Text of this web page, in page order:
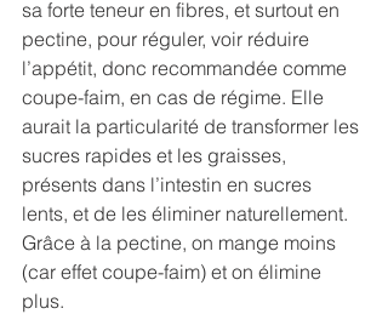
sa forte teneur en fibres, et surtout en
pectine, pour réguler, voir réduire
l’appétit, donc recommandée comme
coupe-faim, en cas de régime. Elle
aurait la particularité de transformer les
sucres rapides et les graisses,
présents dans l’intestin en sucres
lents, et de les éliminer naturellement.
Grâce à la pectine, on mange moins
(car effet coupe-faim) et on élimine
plus.